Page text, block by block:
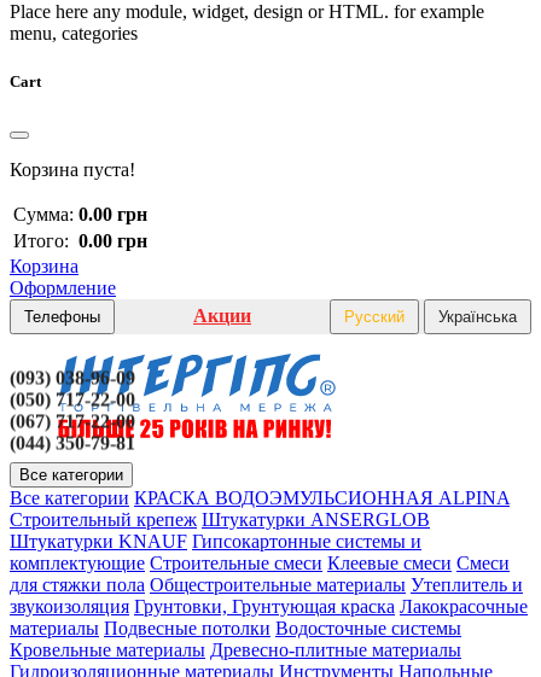
Place here any module, widget, design or HTML. for example
menu, categories
Cart
Корзина пуста!
Сумма: 0.00 грн
Итого: 0.00 грн
Корзина
Оформление
Телефоны
(093) 038-96-09
(050) 717-22-00
(067) 717-22-00
(044) 350-79-81
Акции Русский Українська
Все категории
Все категории КРАСКА ВОДОЭМУЛЬСИОННАЯ ALPINA
Строительный крепеж Штукатурки ANSERGLOB
Штукатурки KNAUF Гипсокартонные системы и
комплектующие Строительные смеси Клеевые смеси Смеси
для стяжки пола Общестроительные материалы Утеплитель и
звукоизоляция Грунтовки, Грунтующая краска Лакокрасочные
материалы Подвесные потолки Водосточные системы
Кровельные материалы Древесно-плитные материалы
Гидроизоляционные материалы Инструменты Напольные